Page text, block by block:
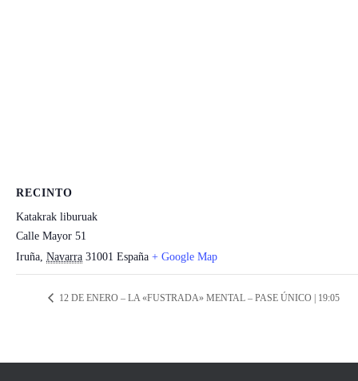
RECINTO
Katakrak liburuak
Calle Mayor 51
Iruña, Navarra 31001 España + Google Map
12 DE ENERO – LA «FUSTRADA» MENTAL – PASE ÚNICO | 19:05